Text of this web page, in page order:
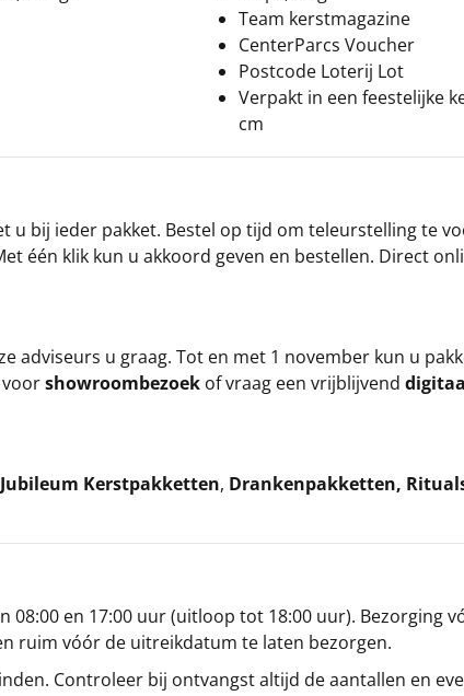
Team kerstmagazine
CenterParcs Voucher
Postcode Loterij Lot
Verpakt in een feestelijke
cm
u bij ieder pakket. Bestel op tijd om teleurstelling te
één klik kun u akkoord geven en bestellen. Direct
adviseurs u graag. Tot en met 1 november kun u
voorshowroombezoek of vraag een vrijblijvend
Jubileum Kerstpakketten, Drankenpakketten,
en 17:00 uur (uitloop tot 18:00 uur). Bezorging
ruim vóór de uitreikdatum te laten bezorgen.
Controleer bij ontvangst altijd de aantallen en